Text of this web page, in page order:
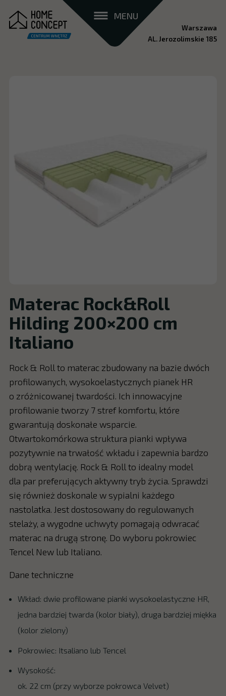
MENU
Warszawa
AL. Jerozolimskie 185
Materac Rock&Roll
Hilding 200×200 cm
Italiano
Rock & Roll to materac zbudowany na bazie dwóch
profilowanych, wysokoelastycznych pianek HR
o zróżnicowanej twardości. Ich innowacyjne
profilowanie tworzy 7 stref komfortu, które
gwarantują doskonałe wsparcie.
Otwartokomórkowa struktura pianki wpływa
pozytywnie na trwałość wkładu i zapewnia bardzo
dobrą wentylację. Rock & Roll to idealny model
dla par preferujących aktywny tryb życia. Sprawdzi
się również doskonale w sypialni każdego
nastolatka. Jest dostosowany do regulowanych
stelaży, a wygodne uchwyty pomagają odwracać
materac na drugą stronę. Do wyboru pokrowiec
Tencel New lub Italiano.
Dane techniczne
Wkład: dwie profilowane pianki wysokoelastyczne HR,
jedna bardziej twarda (kolor biały), druga bardziej miękka
(kolor zielony)
Pokrowiec: Itsaliano lub Tencel
Wysokość:
ok. 22 cm (przy wyborze pokrowca Velvet)